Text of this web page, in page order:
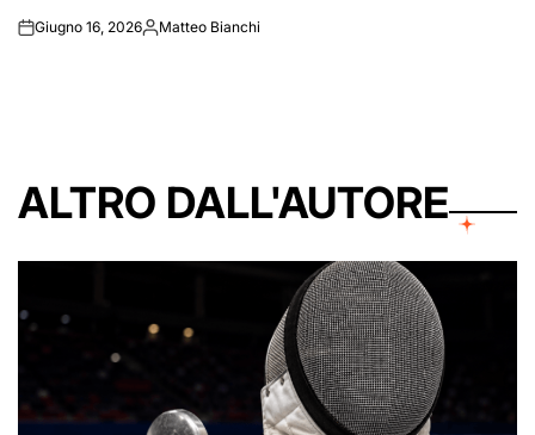
onGiugno 16, 2026Posted
Matteo Bianchi
ALTRO DALL'AUTORE